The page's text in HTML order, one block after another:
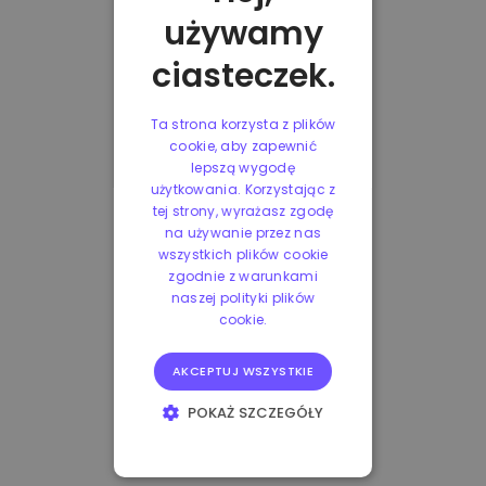
używamy
ciasteczek.
Ta strona korzysta z plików
cookie, aby zapewnić
lepszą wygodę
użytkowania. Korzystając z
tej strony, wyrażasz zgodę
na używanie przez nas
wszystkich plików cookie
zgodnie z warunkami
naszej polityki plików
cookie.
AKCEPTUJ WSZYSTKIE
POKAŻ SZCZEGÓŁY